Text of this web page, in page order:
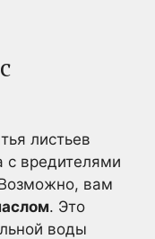
листьев
с вредителями
вам
. Это
воды